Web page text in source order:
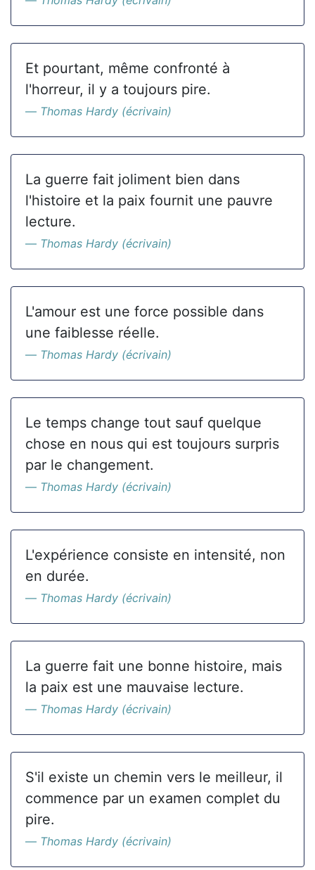
Et pourtant, même confronté à
l'horreur, il y a toujours pire.
Thomas Hardy (écrivain)
La guerre fait joliment bien dans
l'histoire et la paix fournit une pauvre
lecture.
Thomas Hardy (écrivain)
L'amour est une force possible dans
une faiblesse réelle.
Thomas Hardy (écrivain)
Le temps change tout sauf quelque
chose en nous qui est toujours surpris
par le changement.
Thomas Hardy (écrivain)
L'expérience consiste en intensité, non
en durée.
Thomas Hardy (écrivain)
La guerre fait une bonne histoire, mais
la paix est une mauvaise lecture.
Thomas Hardy (écrivain)
S'il existe un chemin vers le meilleur, il
commence par un examen complet du
pire.
Thomas Hardy (écrivain)